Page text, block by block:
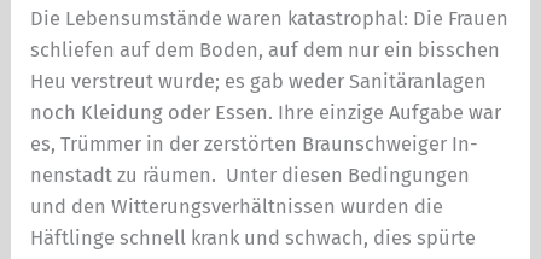
Die Lebensumstände waren katastro­phal: Die Frauen
schliefen auf dem Boden, auf dem nur ein bisschen
Heu verstreut wurde; es gab weder Sanitär­anlagen
noch Kleidung oder Essen. Ihre einzige Aufgabe war
es, Trümmer in der zerstörten Braunschweiger In­
nenstadt zu räumen. Unter diesen Bedingungen
und den Witterungsverhältnissen wurden die
Häftlinge schnell krank und schwach, dies spürte